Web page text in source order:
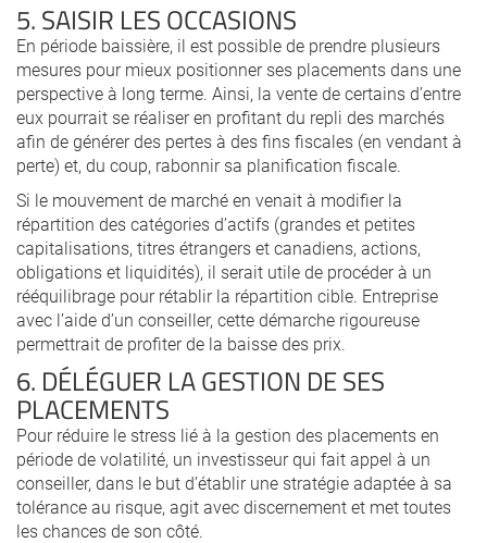
5. SAISIR LES OCCASIONS
En période baissière, il est possible de prendre plusieurs
mesures pour mieux positionner ses placements dans une
perspective à long terme. Ainsi, la vente de certains d’entre
eux pourrait se réaliser en profitant du repli des marchés
afin de générer des pertes à des fins fiscales (en vendant à
perte) et, du coup, rabonnir sa planification fiscale.
Si le mouvement de marché en venait à modifier la
répartition des catégories d’actifs (grandes et petites
capitalisations, titres étrangers et canadiens, actions,
obligations et liquidités), il serait utile de procéder à un
rééquilibrage pour rétablir la répartition cible. Entreprise
avec l’aide d’un conseiller, cette démarche rigoureuse
permettrait de profiter de la baisse des prix.
6. DÉLÉGUER LA GESTION DE SES
PLACEMENTS
Pour réduire le stress lié à la gestion des placements en
période de volatilité, un investisseur qui fait appel à un
conseiller, dans le but d’établir une stratégie adaptée à sa
tolérance au risque, agit avec discernement et met toutes
les chances de son côté.